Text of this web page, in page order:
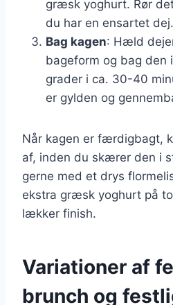
græsk yoghurt. Rør
du har en ensartet dej.
Bag kagen: Hæld
bageform og bag den
grader i ca. 30-40
er gylden og
Når kagen er færdigbagt,
af, inden du skærer den i
gerne med et drys
ekstra græsk yoghurt på
lækker finish.
Variationer af
brunch og